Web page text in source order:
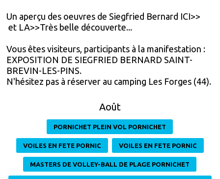
Un aperçu des oeuvres de Siegfried Bernard ICI>>
et LA>>Très belle découverte...
Vous êtes visiteurs, participants à la manifestation :
EXPOSITION DE SIEGFRIED BERNARD SAINT-
BREVIN-LES-PINS.
N'hésitez pas à réserver au camping Les Forges (44).
Août
PORNICHET PLEIN VOL PORNICHET
VOILES EN FETE PORNIC VOILES EN FETE PORNIC
MASTERS DE VOLLEY-BALL DE PLAGE PORNICHET